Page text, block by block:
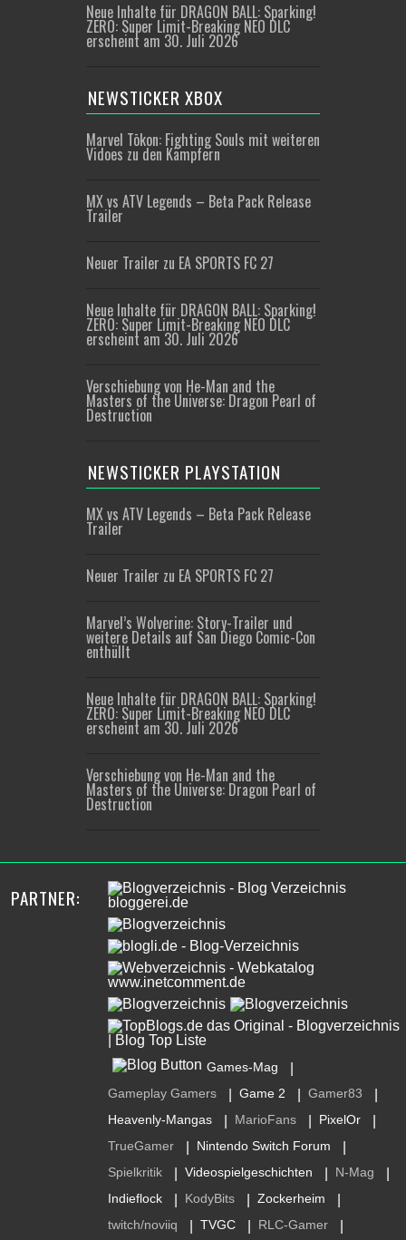
Neue Inhalte für DRAGON BALL: Sparking!
ZERO: Super Limit-Breaking NEO DLC
erscheint am 30. Juli 2026
NEWSTICKER XBOX
Marvel Tōkon: Fighting Souls mit weiteren
Vidoes zu den Kämpfern
MX vs ATV Legends – Beta Pack Release
Trailer
Neuer Trailer zu EA SPORTS FC 27
Neue Inhalte für DRAGON BALL: Sparking!
ZERO: Super Limit-Breaking NEO DLC
erscheint am 30. Juli 2026
Verschiebung von He-Man and the
Masters of the Universe: Dragon Pearl of
Destruction
NEWSTICKER PLAYSTATION
MX vs ATV Legends – Beta Pack Release
Trailer
Neuer Trailer zu EA SPORTS FC 27
Marvel’s Wolverine: Story-Trailer und
weitere Details auf San Diego Comic-Con
enthüllt
Neue Inhalte für DRAGON BALL: Sparking!
ZERO: Super Limit-Breaking NEO DLC
erscheint am 30. Juli 2026
Verschiebung von He-Man and the
Masters of the Universe: Dragon Pearl of
Destruction
PARTNER:
Games-Mag
Gameplay Gamers Game 2 Gamer83
Heavenly-Mangas MarioFans PixelOr
TrueGamer Nintendo Switch Forum
Spielkritik Videospielgeschichten N-Mag
Indieflock KodyBits Zockerheim
twitch/noviiq TVGC RLC-Gamer